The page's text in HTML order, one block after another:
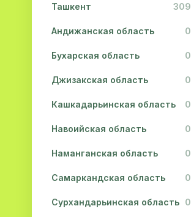
Ташкент 309
Андижанская область 0
Бухарская область 0
Джизакская область 0
Кашкадарьинская область 0
Навоийская область 0
Наманганская область 0
Самаркандская область 0
Сурхандарьинская область 0